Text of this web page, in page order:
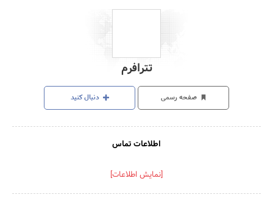
تترافرم
صفحه رسمی دنبال کنید
اطلاعات تماس
[نمایش اطلاعات]